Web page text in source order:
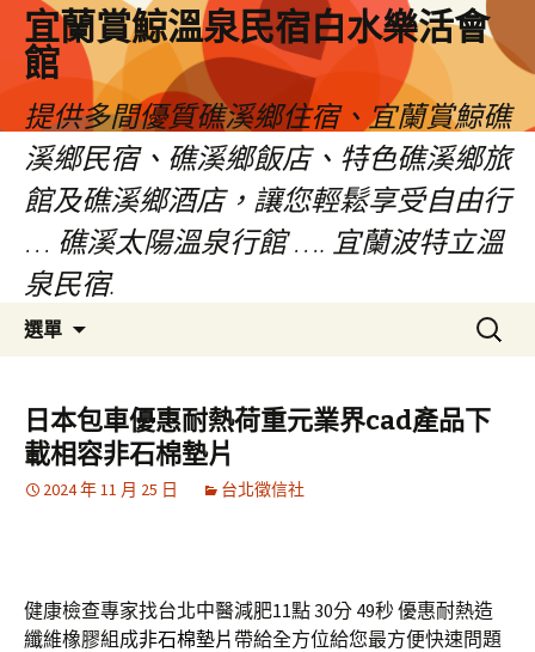
宜蘭賞鯨溫泉民宿白水樂活會
館
提供多間優質礁溪鄉住宿、宜蘭賞鯨礁
溪鄉民宿、礁溪鄉飯店、特色礁溪鄉旅
館及礁溪鄉酒店，讓您輕鬆享受自由行
… 礁溪太陽溫泉行館 …. 宜蘭波特立溫
泉民宿.
選單
要
內
容
搜
尋
鍵
字:
日本包車優惠耐熱荷重元業界cad產品下
載相容非石棉墊片
2024 年 11 月 25 日 台北徵信社
健康檢查專家找台北中醫減肥11點 30分 49秒優惠耐熱造
纖維橡膠組成非石棉墊片 帶給全方位給您最方便快速問題